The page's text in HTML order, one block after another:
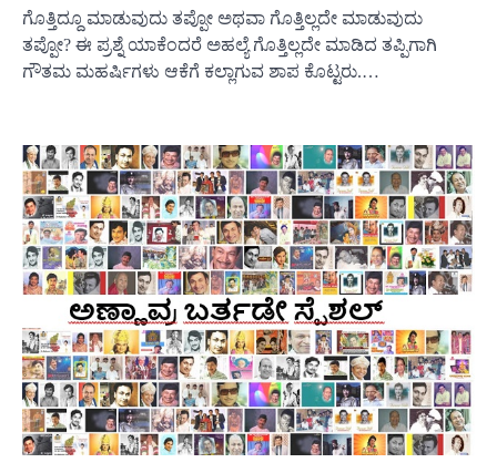
ಗೊತ್ತಿದ್ದೂ ಮಾಡುವುದು ತಪ್ಪೋ ಅಥವಾ ಗೊತ್ತಿಲ್ಲದೇ ಮಾಡುವುದು
ತಪ್ಪೋ? ಈ ಪ್ರಶ್ನೆ ಯಾಕೆಂದರೆ ಅಹಲ್ಯೆ ಗೊತ್ತಿಲ್ಲದೇ ಮಾಡಿದ ತಪ್ಪಿಗಾಗಿ
ಗೌತಮ ಮಹರ್ಷಿಗಳು ಆಕೆಗೆ ಕಲ್ಲಾಗುವ ಶಾಪ ಕೊಟ್ಟರು.…